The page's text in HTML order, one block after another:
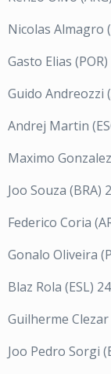
Nicolas Almagro
Gasto Elias
Guido Andreozzi
Andrej Martin
Maximo
Joo Souza (BRA)
Federico Coria
Gonalo Oliveira
Blaz Rola (ESL)
Guilherme
Joo Pedro Sorgi